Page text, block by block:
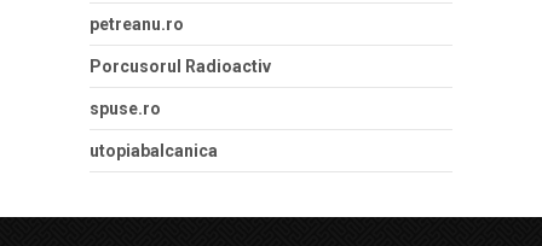
petreanu.ro
Porcusorul Radioactiv
spuse.ro
utopiabalcanica